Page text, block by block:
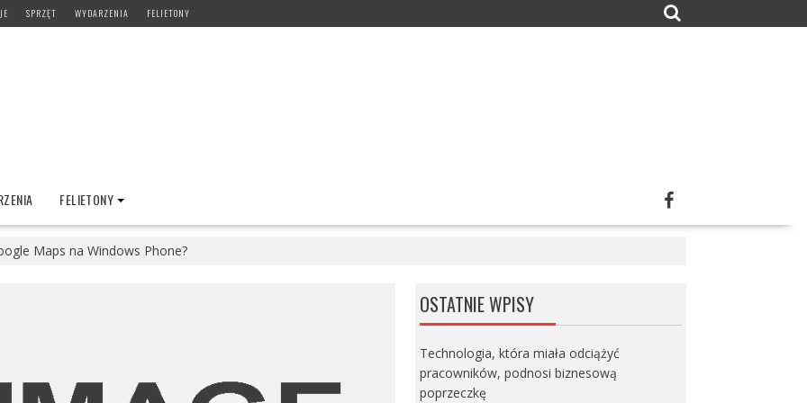
SPRZĘT WYDARZENIA FELIETONY
FELIETONY
Maps na Windows Phone?
OSTATNIE WPISY
Technologia, która miała odciążyć
pracowników, podnosi biznesową
poprzeczkę